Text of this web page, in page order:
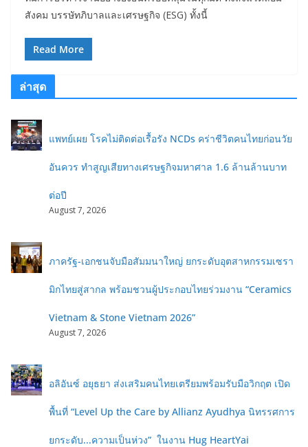
สังคม บรรษัทภิบาลและเศรษฐกิจ (ESG) ทั้งนี้
Read More
ล่าสุด
แพทย์เผย โรคไม่ติดต่อเรื้อรัง NCDs คร่าชีวิตคนไทยก่อนวัย
อันควร ทำสูญเสียทางเศรษฐกิจมหาศาล 1.6 ล้านล้านบาท
ต่อปี
August 7, 2026
ภาครัฐ-เอกชนจับมือสัมมนาใหญ่ ยกระดับอุตสาหกรรมเซรา
มิกไทยสู่สากล พร้อมชวนผู้ประกอบไทยร่วมงาน “Ceramics
Vietnam & Stone Vietnam 2026”
August 7, 2026
อลิอันซ์ อยุธยา ส่งเสริมคนไทยเตรียมพร้อมรับมือวิกฤต เปิด
พื้นที่ “Level Up the Care by Allianz Ayudhya นิทรรศการ
ยกระดับ...ความเป็นห่วง” ในงาน Hug HeartYai